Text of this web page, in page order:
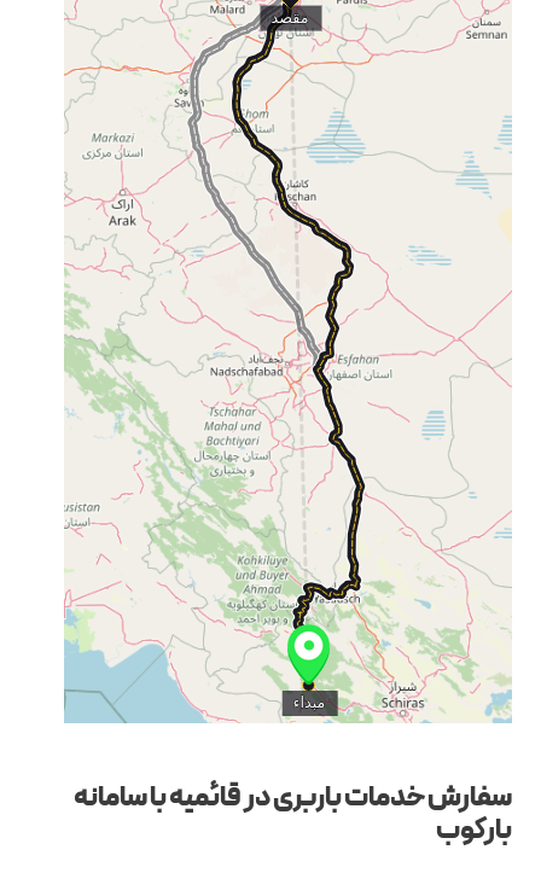
سفارش خدمات باربری در قائمیه با سامانه
بارکوب